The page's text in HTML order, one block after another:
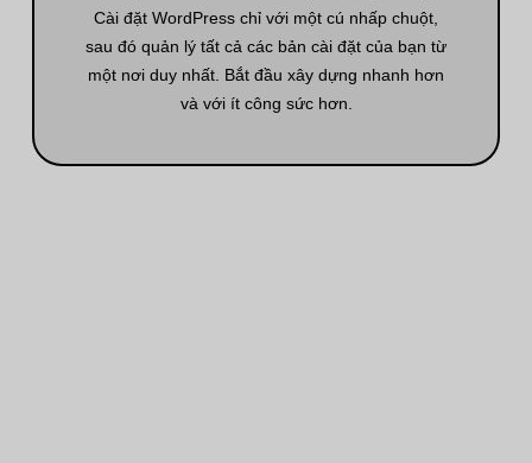
Cài đặt WordPress chỉ với một cú nhấp chuột,
sau đó quản lý tất cả các bản cài đặt của bạn từ
một nơi duy nhất. Bắt đầu xây dựng nhanh hơn
và với ít công sức hơn.